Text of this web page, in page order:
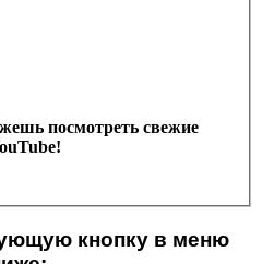
посмотреть свежие
кнопку в меню